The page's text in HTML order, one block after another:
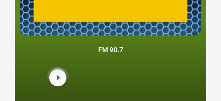
FM 90.7